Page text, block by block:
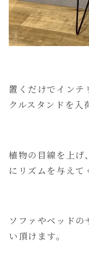
置くだけでインテ
クルスタンドを入
植物の目線を上げ
にリズムを与えて
ソファやベッドの
い頂けます。